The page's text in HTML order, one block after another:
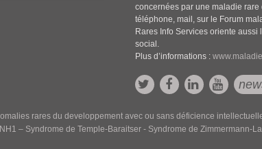
concernées par une maladie
téléphone, mail, sur le Forum
Rares Info Services oriente
social.
Plus d’informations :
rares du developpement avec ou sans déficience
– Syndrome de Temple-Baraitser - Syndrome de Zimmermann-